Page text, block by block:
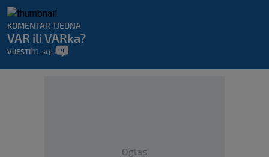
KOMENTAR TJEDNA
VAR ili VARka?
VIJESTI 11. srp. 4
Oglas